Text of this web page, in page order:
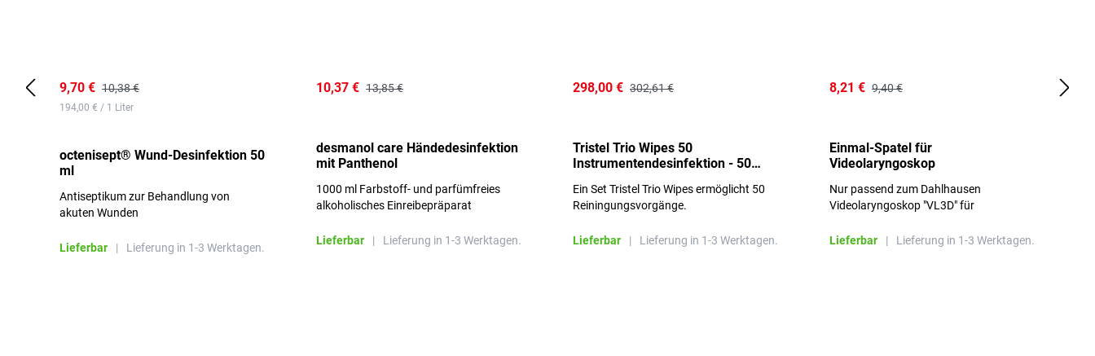
9,70 € 10,38 €
194,00 € / 1 Liter
octenisept® Wund-Desinfektion 50
ml
Antiseptikum zur Behandlung von
akuten Wunden
Lieferbar | Lieferung in 1-3 Werktagen.
10,37 € 13,85 €
desmanol care Händedesinfektion
mit Panthenol
1000 ml Farbstoff- und parfümfreies
alkoholisches Einreibepräparat
Lieferbar
| Lieferung in 1-3 Werktagen.
298,00 € 302,61 €
Tristel Trio Wipes 50
Instrumentendesinfektion - 50
Ein Set Tristel Trio Wipes ermöglicht 50
Reiningungsvorgänge.
Lieferbar | Lieferung in 1-3 Werktagen.
8,21 € 9,40 €
Einmal-Spatel für
Videolaryngoskop
Nur passend zum Dahlhausen
Videolaryngoskop "VL3D" für
Lieferbar
| Lieferung in 1-3 Werktagen.